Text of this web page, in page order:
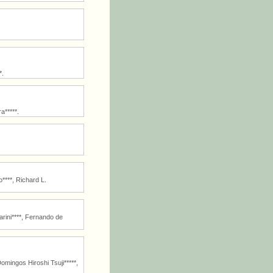
Richard L.
Fernando de
Hiroshi Tsuji*****,